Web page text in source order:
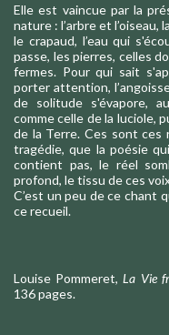
Elle est vaincue par la
nature : l’arbre et l’oiseau,
le crapaud, l’eau qui
passe, les pierres, celles
fermes. Pour qui sait
porter attention,
de solitude s'évapore,
comme celle de la luciole,
de la Terre. Ces sont ces
tragédie, que la poésie
contient pas, le réel
profond, le tissu de ces
C’est un peu de ce chant
ce recueil.
Louise Pommeret,La Vie
136 pages.